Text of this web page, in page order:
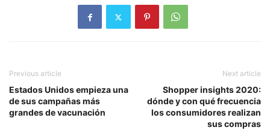
Previous article
Estados Unidos empieza una
de sus campañas más
grandes de vacunación
Next article
Shopper insights 2020:
dónde y con qué frecuencia
los consumidores realizan
sus compras